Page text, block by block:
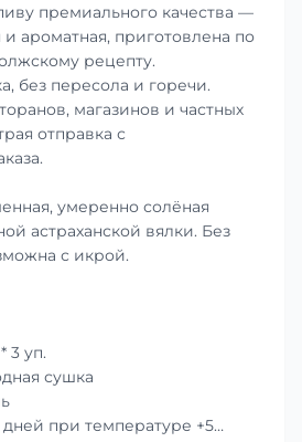
премиального качества —
и ароматная, приготовлена по
рецепту.
без пересола и горечи.
магазинов и частных
отправка с
умеренно солёная
астраханской вялки. Без
с икрой.
3 уп.
сушка
при температуре +5…